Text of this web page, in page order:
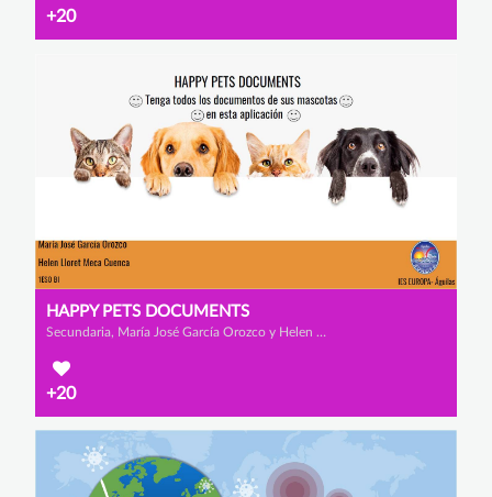
+20
HAPPY PETS DOCUMENTS
Secundaria, María José García Orozco y Helen Lloret Meca Cuenca
+20